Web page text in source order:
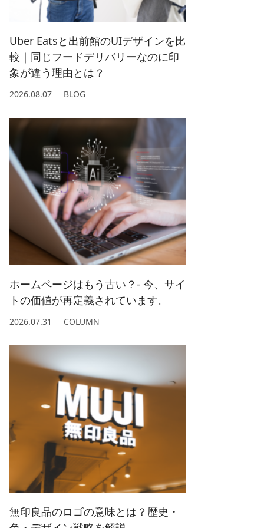
2021/ 2 (4)
Uber Eatsと出前館のUIデザインを比
較｜同じフードデリバリーなのに印
象が違う理由とは？
2026.08.07 BLOG
ホームページはもう古い？- 今、サイ
トの価値が再定義されています。
2026.07.31 COLUMN
無印良品のロゴの意味とは？歴史・